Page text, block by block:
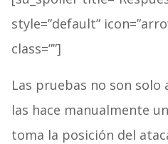
style=”default”
class=””]
Las pruebas no son
las hace manualmente un
toma la posición del